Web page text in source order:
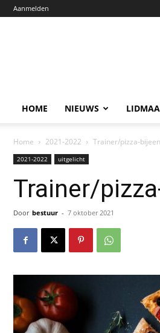
Aanmelden
HOME NIEUWS
Home 2021-2022 Trainer/pizza-
2021-2022 uitgelicht
Trainer/
Door bestuur - 7 oktober 2021